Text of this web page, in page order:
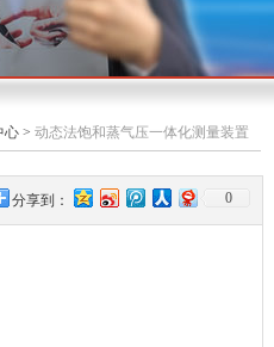
心 > 动态法饱和蒸气压一体化测量装置
分享到： 0